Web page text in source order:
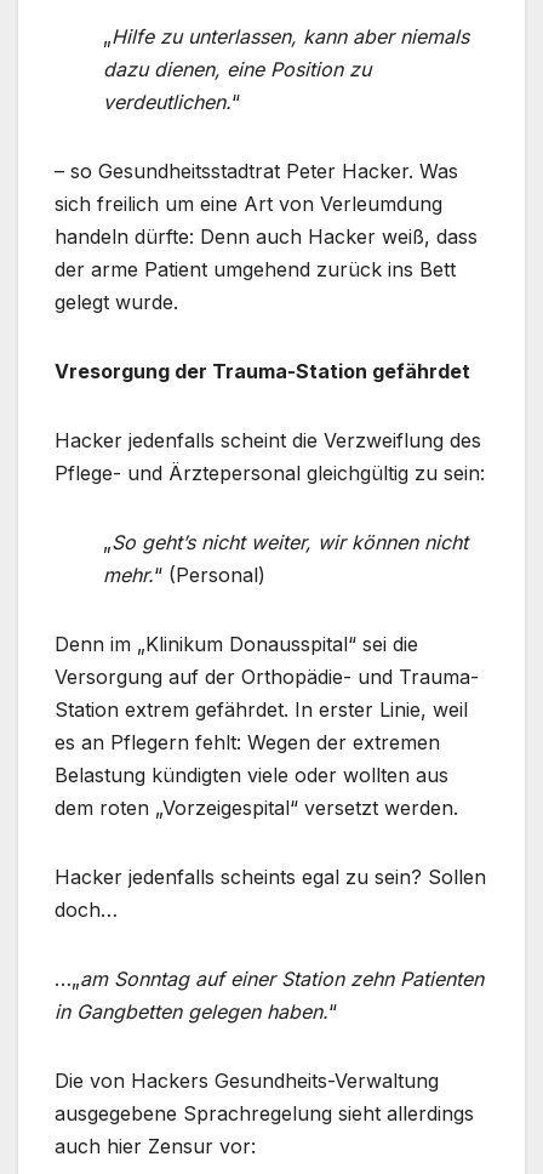
„Hilfe zu unterlassen, kann aber niemals
dazu dienen, eine Position zu
verdeutlichen.“
– so Gesundheitsstadtrat Peter Hacker. Was
sich freilich um eine Art von Verleumdung
handeln dürfte: Denn auch Hacker weiß, dass
der arme Patient umgehend zurück ins Bett
gelegt wurde.
Vresorgung der Trauma-Station gefährdet
Hacker jedenfalls scheint die Verzweiflung des
Pflege- und Ärztepersonal gleichgültig zu sein:
„So geht’s nicht weiter, wir können nicht
mehr.“ (Personal)
Denn im „Klinikum Donausspital“ sei die
Versorgung auf der Orthopädie- und Trauma-
Station extrem gefährdet. In erster Linie, weil
es an Pflegern fehlt: Wegen der extremen
Belastung kündigten viele oder wollten aus
dem roten „Vorzeigespital“ versetzt werden.
Hacker jedenfalls scheints egal zu sein? Sollen
doch…
…„am Sonntag auf einer Station zehn Patienten
in Gangbetten gelegen haben.“
Die von Hackers Gesundheits-Verwaltung
ausgegebene Sprachregelung sieht allerdings
auch hier Zensur vor: